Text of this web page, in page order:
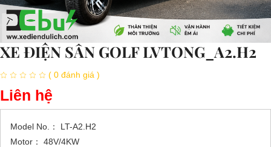
XE ĐIỆN SÂN GOLF LVTONG_A2.H2
( 0 đánh giá )
Liên hệ
Model No.： LT-A2.H2
Motor： 48V/4KW